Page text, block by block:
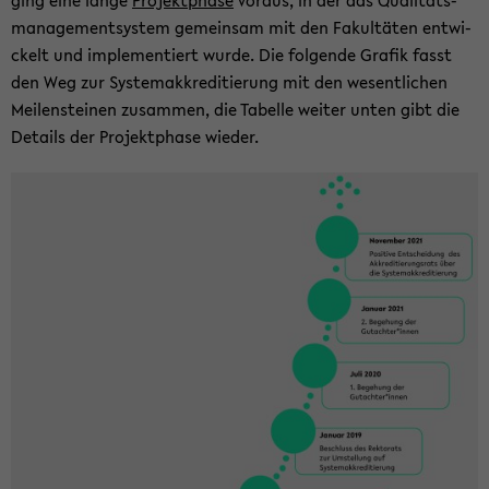
ma­nage­ment­sys­tem ge­mein­sam mit den Fa­kul­tä­ten ent­wi­
ckelt und im­ple­men­tiert wurde. Die fol­gen­de Gra­fik fasst
den Weg zur Sys­te­mak­kre­di­tie­rung mit den we­sent­li­chen
Mei­len­stei­nen zu­sam­men, die Ta­bel­le wei­ter unten gibt die
De­tails der Pro­jekt­pha­se wie­der.